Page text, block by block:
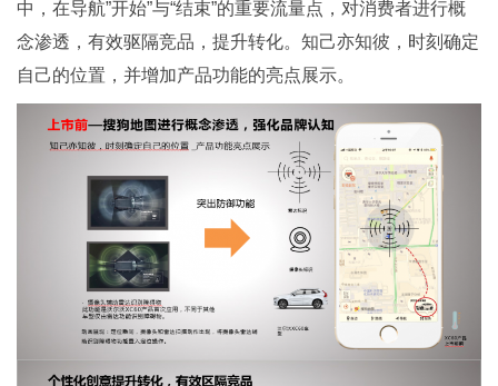
中，在导航”开始”与“结束”的重要流量点，对消费者进行概
念渗透，有效驱隔竞品，提升转化。知己亦知彼，时刻确定
自己的位置，并增加产品功能的亮点展示。